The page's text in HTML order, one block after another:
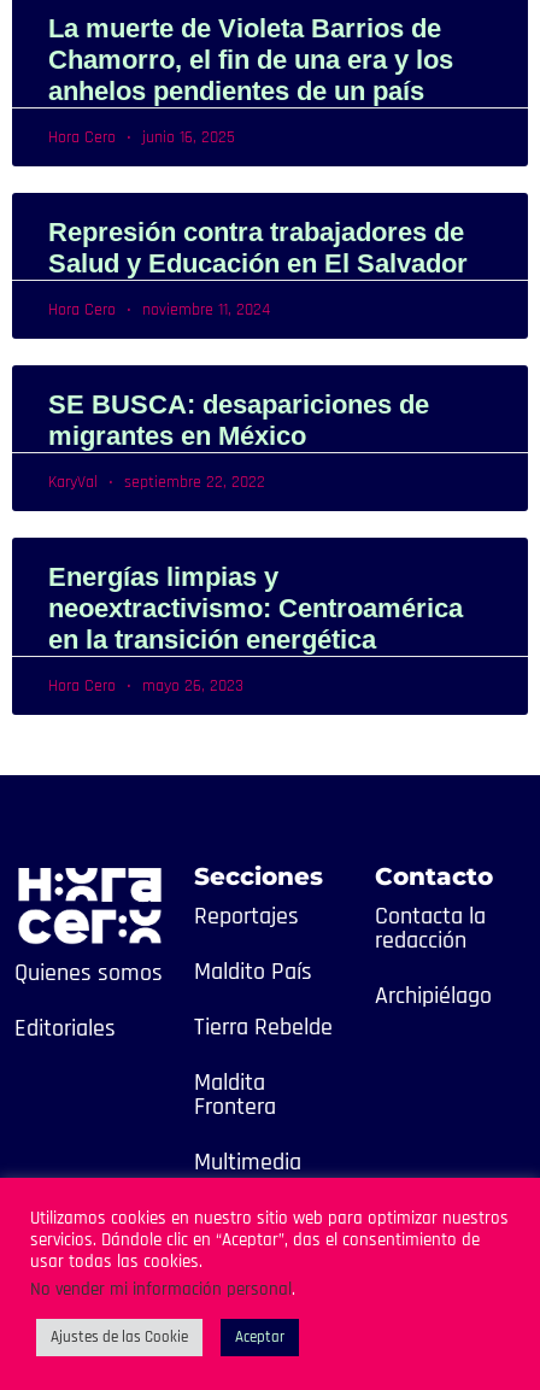
La muerte de Violeta Barrios de
Chamorro, el fin de una era y los
anhelos pendientes de un país
Hora Cero junio 16, 2025
Represión contra trabajadores de
Salud y Educación en El Salvador
Hora Cero noviembre 11, 2024
SE BUSCA: desapariciones de
migrantes en México
KaryVal septiembre 22, 2022
Energías limpias y
neoextractivismo: Centroamérica
en la transición energética
Hora Cero mayo 26, 2023
Quienes somos
Editoriales
Secciones
Reportajes
Maldito País
Tierra Rebelde
Maldita
Frontera
Multimedia
2025
Contacto
Contacta la
redacción
Archipiélago
Sitio Desarrollado por
Archipiélago
Utilizamos cookies en nuestro sitio web para optimizar nuestros
servicios. Dándole clic en “Aceptar”, das el consentimiento de
usar todas las cookies.
No vender mi información personal.
Ajustes de las Cookie Aceptar